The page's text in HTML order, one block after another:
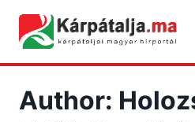
content
Author: